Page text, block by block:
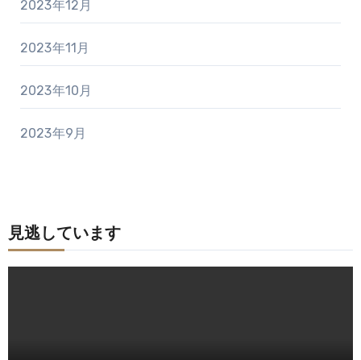
2023年12月
2023年11月
2023年10月
2023年9月
見逃しています